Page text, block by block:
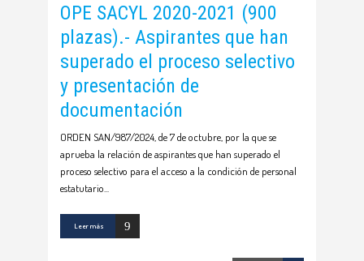
OPE SACYL 2020-2021 (900
plazas).- Aspirantes que han
superado el proceso selectivo
y presentación de
documentación
ORDEN SAN/987/2024, de 7 de octubre, por la que se
aprueba la relación de aspirantes que han superado el
proceso selectivo para el acceso a la condición de personal
estatutario
Leer más